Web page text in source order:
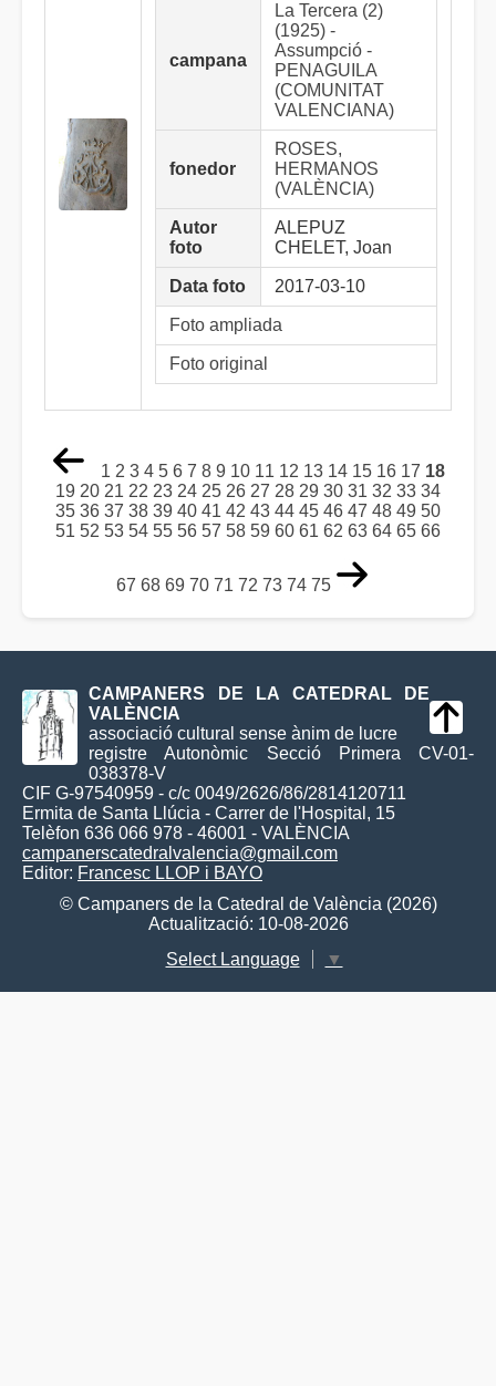
campana
La Tercera (2)
(1925) -
Assumpció -
PENAGUILA
(COMUNITAT
VALENCIANA)
fonedor
ROSES,
HERMANOS
(VALÈNCIA)
Autor
foto
ALEPUZ
CHELET, Joan
Data foto 2017-03-10
Foto ampliada
Foto original
1 2 3 4 5 6 7 8 9 10 11 12 13 14 15 16 17 18
19 20 21 22 23 24 25 26 27 28 29 30 31 32 33 34
35 36 37 38 39 40 41 42 43 44 45 46 47 48 49 50
51 52 53 54 55 56 57 58 59 60 61 62 63 64 65 66
67 68 69 70 71 72 73 74 75
CAMPANERS DE LA CATEDRAL DE
VALÈNCIA
associació cultural sense ànim de lucre
registre Autonòmic Secció Primera CV-01-
038378-V
CIF G-97540959 - c/c 0049/2626/86/2814120711
Ermita de Santa Llúcia - Carrer de l'Hospital, 15
Telèfon 636 066 978 - 46001 - VALÈNCIA
campanerscatedralvalencia@gmail.com
Editor: Francesc LLOP i BAYO
© Campaners de la Catedral de València (2026)
Actualització: 10-08-2026
Select Language
▼